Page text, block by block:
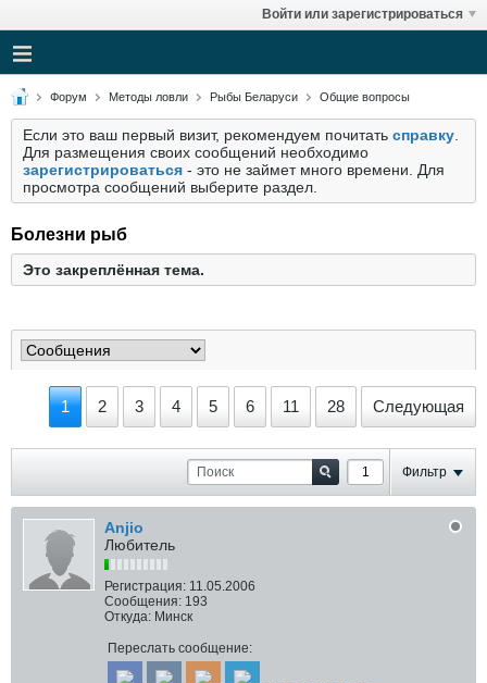
Войти или зарегистрироваться
Форум Методы ловли Рыбы Беларуси Общие вопросы
Если это ваш первый визит, рекомендуем почитать справку
Для размещения своих сообщений необходимо
зарегистрироваться - это не займет много времени. Для
просмотра сообщений выберите раздел.
Болезни рыб
Это закреплённая тема.
1 2 3 4 5 6 11 28 Следующая
Фильтр
Anjio
Любитель
Регистрация: 11.05.2006
Сообщения: 193
Откуда: Минск
Переслать сообщение: